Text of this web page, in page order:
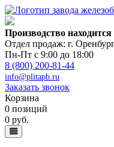
Производство
Отдел продаж: г. Оренбург
Пн-Пт с 9:00 до 18:00
8 (800) 200-81-44
info@plitapb.ru
Заказать звонок
Корзина
0 позиций
0 руб.